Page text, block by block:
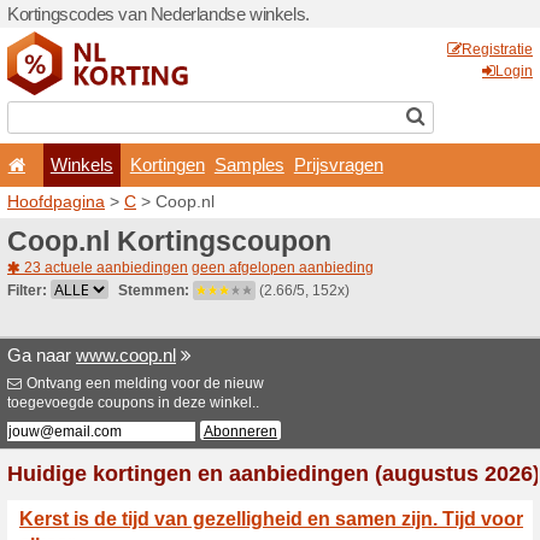
Kortingscodes van
Winkels
Hoofdpagina>C> Coop.nl